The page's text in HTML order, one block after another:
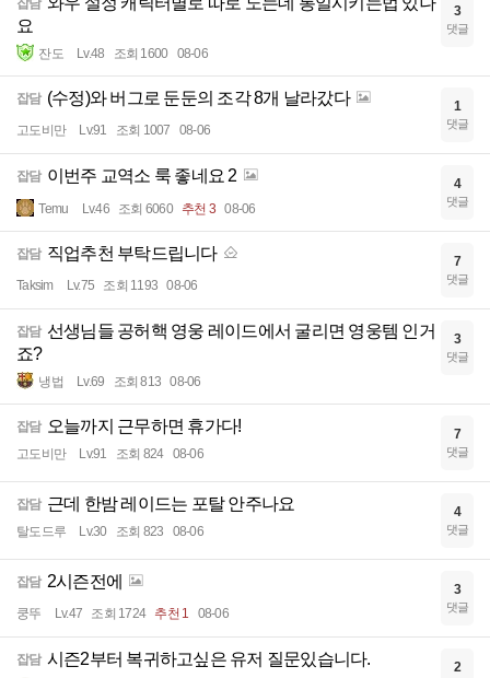
잡담
요
잔도 Lv.48 조회 1600 08-06
3
댓글
잡담 (수정)와 버그로 둔둔의 조각 8개 날라갔다
고도비만 Lv.91 조회 1007 08-06
1
댓글
잡담 이번주 교역소 룩 좋네요 2
Temu Lv.46 조회 6060 추천 3 08-06
4
댓글
잡담 직업추천 부탁드립니다
Taksim Lv.75 조회 1193 08-06
7
댓글
잡담 선생님들 공허핵 영웅 레이드에서 굴리면 영웅템 인거
죠?
냉법 Lv.69 조회 813 08-06
3
댓글
잡담 오늘까지 근무하면 휴가다!
고도비만 Lv.91 조회 824 08-06
7
댓글
잡담 근데 한밤 레이드는 포탈 안주나요
탈도드루 Lv.30 조회 823 08-06
4
댓글
잡담 2시즌전에
쿵뚜 Lv.47 조회 1724 추천 1 08-06
3
댓글
잡담 시즌2부터 복귀하고싶은 유저 질문있습니다. 2